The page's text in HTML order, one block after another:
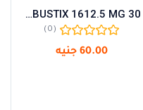
ALBUSTIX 1612.5 MG 30
(0)
60.00 جنيه